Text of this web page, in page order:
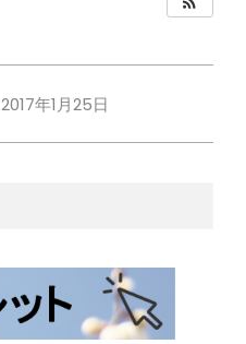
2017年1月25日